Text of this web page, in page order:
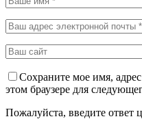
Сохраните мое имя,
этом браузере для
Пожалуйста, введите ответ